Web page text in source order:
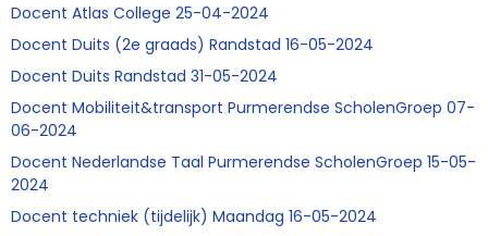
Docent Atlas College 25-04-2024
Docent Duits (2e graads) Randstad 16-05-2024
Docent Duits Randstad 31-05-2024
Docent Mobiliteit&transport Purmerendse ScholenGroep 07-
06-2024
Docent Nederlandse Taal Purmerendse ScholenGroep 15-05-
2024
Docent techniek (tijdelijk) Maandag 16-05-2024